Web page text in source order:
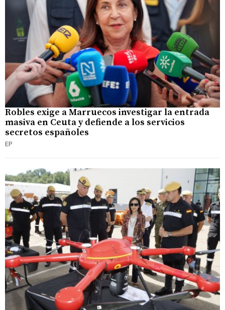
Robles exige a Marruecos investigar la entrada
masiva en Ceuta y defiende a los servicios
secretos españoles
EP